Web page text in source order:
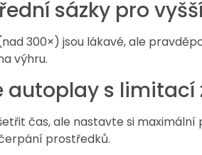
sázky pro
300×) jsou lákavé, ale
výhru.
autoplay s limitací
čas, ale nastavte si
prostředků.